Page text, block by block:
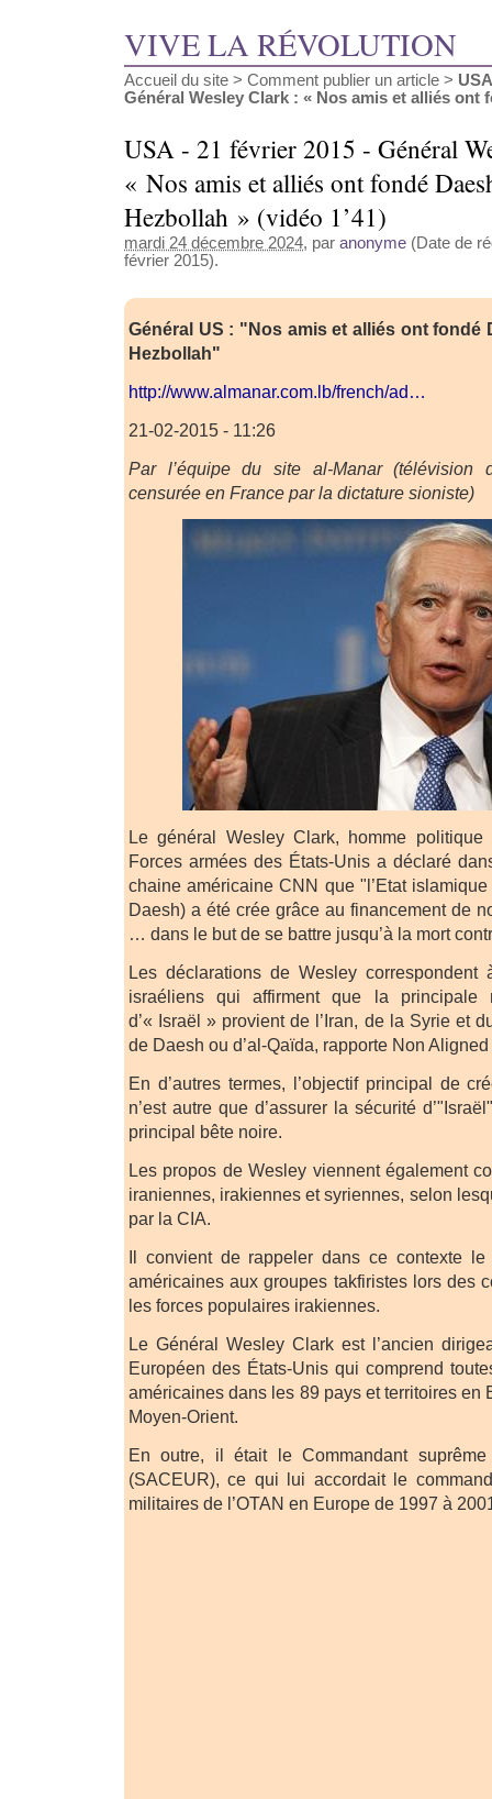
VIVE LA RÉVOLUTION
Accueil du site > Comment publier un article >
Général Wesley Clark : « Nos amis et alliés ont
USA - 21 février 2015 - Général
« Nos amis et alliés ont fondé
Hezbollah » (vidéo 1’41)
mardi 24 décembre 2024, par anonyme (Date de
février 2015).
Général US : "Nos amis et alliés ont fondé
Hezbollah"
http://www.almanar.com.lb/french/ad…
21-02-2015 - 11:26
Par l’équipe du site al-Manar (télévision
censurée en France par la dictature sioniste)
Le général Wesley Clark, homme
Forces armées des États-Unis a déclaré
chaine américaine CNN que "l’Etat islamique
Daesh) a été crée grâce au financement de
… dans le but de se battre jusqu’à la mort
Les déclarations de Wesley correspondent
israéliens qui affirment que la principale
d’« Israël » provient de l’Iran, de la Syrie et
de Daesh ou d’al-Qaïda, rapporte Non
En d’autres termes, l’objectif principal de
n’est autre que d’assurer la sécurité
principal bête noire.
Les propos de Wesley viennent également
iraniennes, irakiennes et syriennes, selon
par la CIA.
Il convient de rappeler dans ce contexte le
américaines aux groupes takfiristes lors des
les forces populaires irakiennes.
Le Général Wesley Clark est l’ancien
Européen des États-Unis qui comprend
américaines dans les 89 pays et territoires en
Moyen-Orient.
En outre, il était le Commandant
(SACEUR), ce qui lui accordait le
militaires de l’OTAN en Europe de 1997 à